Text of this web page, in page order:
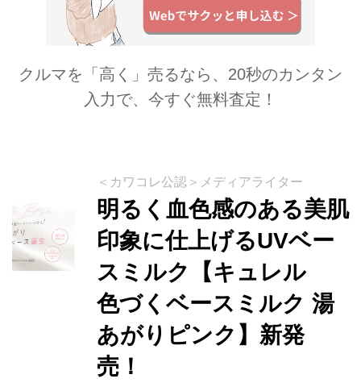
クルマを「高く」売るなら、20秒のカンタン
入力で、今すぐ無料査定！
＜カワコレ公認＞メディアライター
明るく血色感のある美肌
印象に仕上げるUVベー
スミルク【キュレル
色づくベースミルク 湯
あがりピンク】新発
売！